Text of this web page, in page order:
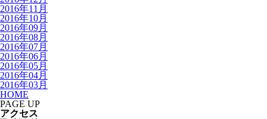
2016年11月
2016年10月
2016年09月
2016年08月
2016年07月
2016年06月
2016年05月
2016年04月
2016年03月
HOME
PAGE UP
アクセス